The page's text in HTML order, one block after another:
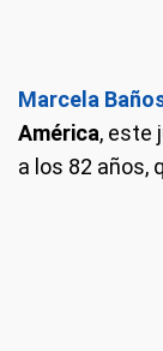
Marcela
América, este
a los 82 años,